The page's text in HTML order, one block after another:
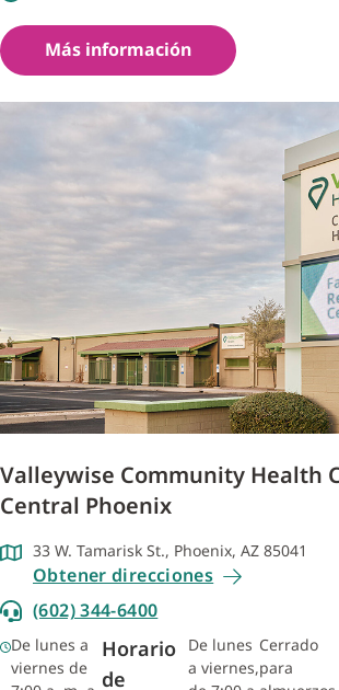
Más información
Valleywise Community Health
Central Phoenix
33 W. Tamarisk St., Phoenix, AZ 85041
Obtener direcciones
(602) 344-6400
De lunes a
viernes de
Horario
de
De lunes
a viernes,
Cerrado
para